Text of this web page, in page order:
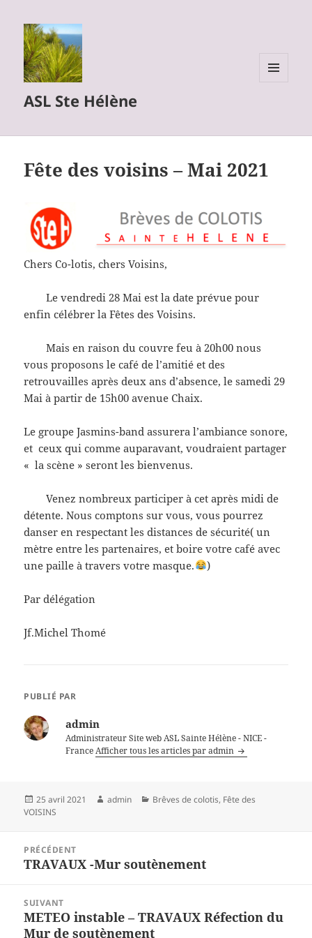
ASL Ste Hélène
Fête des voisins – Mai 2021
Chers Co-lotis, chers Voisins,
Le vendredi 28 Mai est la date prévue pour
enfin célébrer la Fêtes des Voisins.
Mais en raison du couvre feu à 20h00 nous
vous proposons le café de l’amitié et des
retrouvailles après deux ans d’absence, le samedi 29
Mai à partir de 15h00 avenue Chaix.
Le groupe Jasmins-band assurera l’ambiance sonore,
et ceux qui comme auparavant, voudraient partager
« la scène » seront les bienvenus.
Venez nombreux participer à cet après midi de
détente. Nous comptons sur vous, vous pourrez
danser en respectant les distances de sécurité( un
mètre entre les partenaires, et boire votre café avec
une paille à travers votre masque.
)
Par délégation
Jf.Michel Thomé
PUBLIÉ PAR
admin
Administrateur Site web ASL Sainte Hélène - NICE -
FranceAfficher tous les articles par admin
Publié
le
25 avril 2021 Auteur
admin Catégories
Brêves de colotis, Fête des
VOISINS
l’article
PRÉCÉDENT
Article
TRAVAUX -Mur soutènement
SUIVANT
Article
suivant :
METEO instable – TRAVAUX Réfection du
Mur de soutènement